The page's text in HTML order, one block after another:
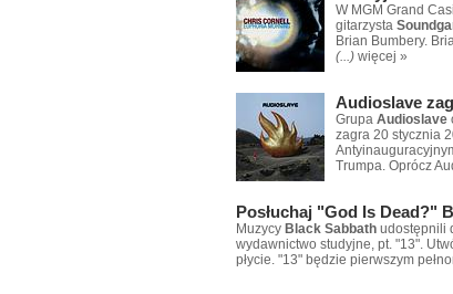
W MGM Grand
gitarzysta
Brian Bumbery.
(...) więcej »
Audioslave
Grupa Audioslave
zagra 20 stycznia
Trumpa. Oprócz
Posłuchaj "God Is Dead?"
Muzycy Black Sabbath udostępnili
wydawnictwo studyjne, pt. "13".
płycie. "13" będzie pierwszym